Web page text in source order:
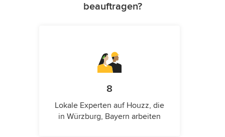
beauftragen?
8
Lokale Experten auf Houzz, die
in Würzburg, Bayern arbeiten